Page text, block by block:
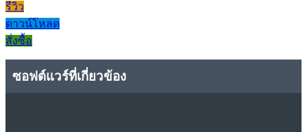
รีวิว
ดาวน์โหลด
สั่งซื้อ
ซอฟต์แวร์ที่เกี่ยวข้อง